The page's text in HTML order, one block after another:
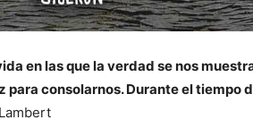
en las que la verdad se nos
consolarnos. Durante el tiempo